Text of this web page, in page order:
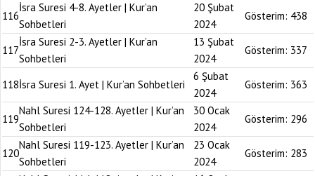
116
İsra Suresi 4-8. Ayetler | Kur’an
Sohbetleri
20 Şubat
2024
Gösterim: 438
117
İsra Suresi 2-3. Ayetler | Kur’an
Sohbetleri
13 Şubat
2024
Gösterim: 337
118İsra Suresi 1. Ayet | Kur’an Sohbetleri
6 Şubat
2024
Gösterim: 363
119
Nahl Suresi 124-128. Ayetler | Kur’an
Sohbetleri
30 Ocak
2024
Gösterim: 296
120
Nahl Suresi 119-123. Ayetler | Kur’an
Sohbetleri
23 Ocak
2024
Gösterim: 283